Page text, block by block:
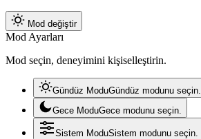
Mod değiştir
Mod Ayarları
Mod seçin, deneyimini kişiselleştirin.
Gündüz ModuGündüz modunu seçin.
Gece ModuGece modunu seçin.
Sistem ModuSistem modunu seçin.